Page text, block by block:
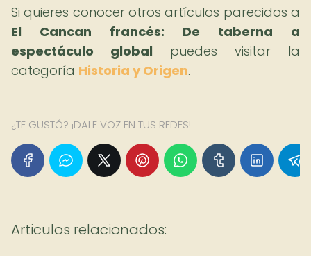
Si quieres conocer otros artículos parecidos a
El Cancan francés: De taberna a
espectáculo global puedes visitar la
categoría Historia y Origen.
¿TE GUSTÓ? ¡DALE VOZ EN TUS REDES!
Articulos relacionados: